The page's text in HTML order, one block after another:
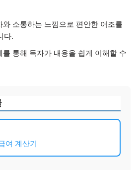
와 소통하는 느낌으로 편안한 어조를
다.
를 통해 독자가 내용을 쉽게 이해할 수
여 계산기